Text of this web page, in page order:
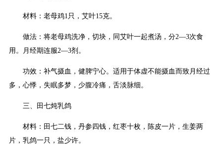
材料：老母鸡1只，艾叶15克。
做法：将老母鸡洗净，切块，同艾叶一起煮汤，分2―3次食
用。月经期连服2―3剂。
功效：补气摄血，健脾宁心。适用于体虚不能摄血而致月经过
多，心悸，失眠多梦，少腹冷痛，舌淡脉细。
三、田七炖乳鸽
材料：田七二钱，丹参四钱，红枣十枚，陈皮一片，生姜两
片，乳鸽一只，盐少许。